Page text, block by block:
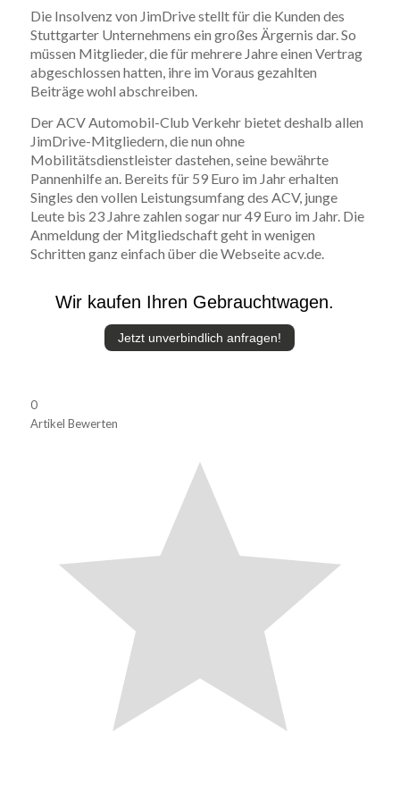
Die Insolvenz von JimDrive stellt für die Kunden des
Stuttgarter Unternehmens ein großes Ärgernis dar. So
müssen Mitglieder, die für mehrere Jahre einen Vertrag
abgeschlossen hatten, ihre im Voraus gezahlten
Beiträge wohl abschreiben.
Der ACV Automobil-Club Verkehr bietet deshalb allen
JimDrive-Mitgliedern, die nun ohne
Mobilitätsdienstleister dastehen, seine bewährte
Pannenhilfe an. Bereits für 59 Euro im Jahr erhalten
Singles den vollen Leistungsumfang des ACV, junge
Leute bis 23 Jahre zahlen sogar nur 49 Euro im Jahr. Die
Anmeldung der Mitgliedschaft geht in wenigen
Schritten ganz einfach über die Webseite acv.de.
Wir kaufen Ihren Gebrauchtwagen.
Jetzt unverbindlich anfragen!
0
Artikel Bewerten